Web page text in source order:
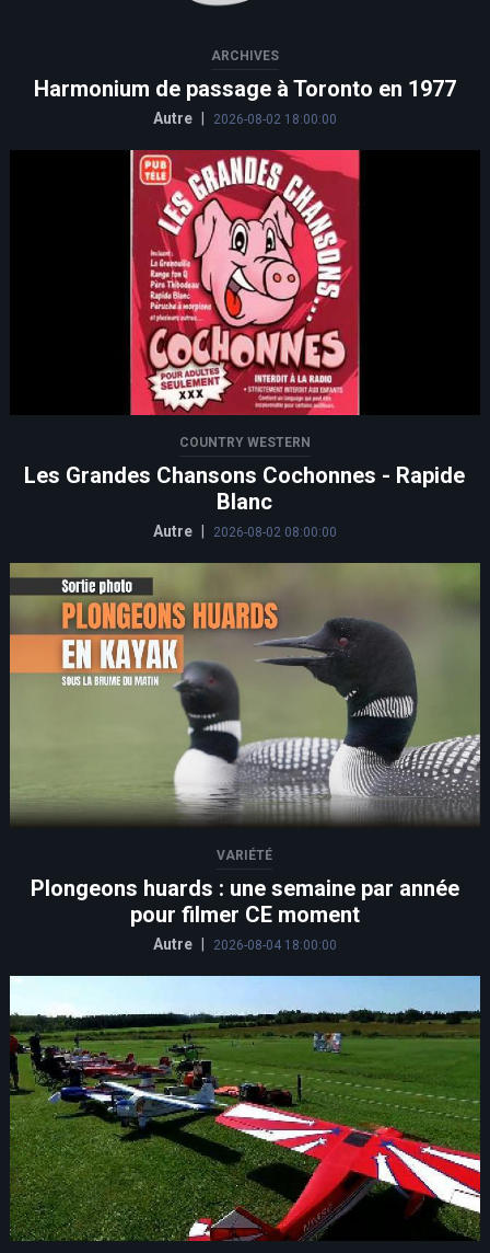
ARCHIVES
Harmonium de passage à Toronto en 1977
Autre 2026-08-02 18:00:00
COUNTRY WESTERN
Les Grandes Chansons Cochonnes - Rapide
Blanc
Autre 2026-08-02 08:00:00
VARIÉTÉ
Plongeons huards : une semaine par année
pour filmer CE moment
Autre 2026-08-04 18:00:00